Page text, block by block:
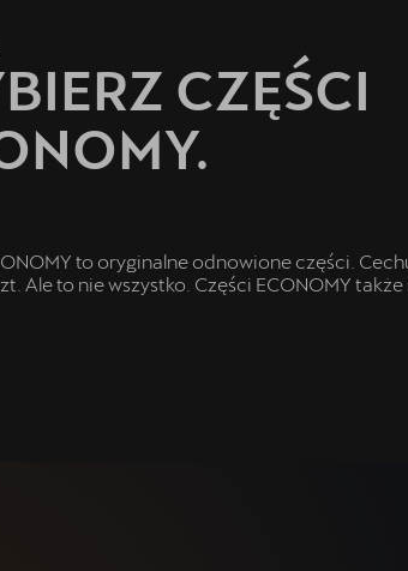
CZĘŚCI
to oryginalne odnowione części.
Ale to nie wszystko. Części ECONOMY